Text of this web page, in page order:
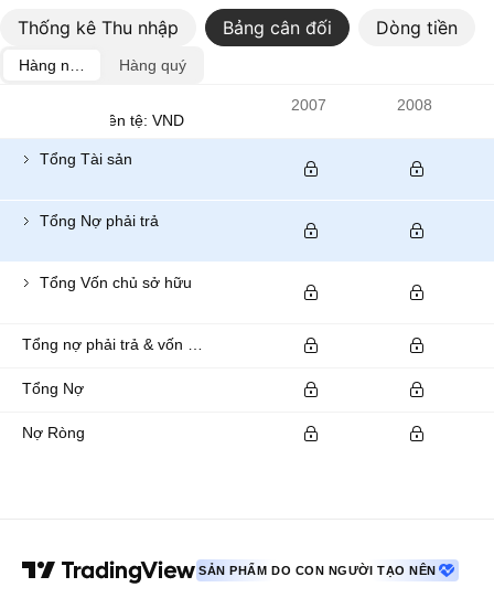
Thống kê Thu nhập Bảng cân đối Dòng tiền
Hàng năm Hàng quý
Đơn vị tiền tệ: VND
2007 2008
Tổng Tài sản
Tổng Nợ phải trả
Tổng Vốn chủ sở hữu
Tổng Nợ
Nợ Ròng
SẢN PHẨM DO CON NGƯỜI TẠO NÊN